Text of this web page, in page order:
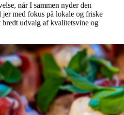
når I sammen nyder den
jer med fokus på lokale og friske
udvalg af kvalitetsvine og